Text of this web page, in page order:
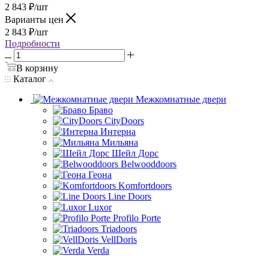
2 843 ₽/шт
Варианты цен
2 843 ₽/шт
Подробности
В корзину
Каталог
Межкомнатные двери
Браво
CityDoors
Интерна
Мильяна
Шейл Дорс
Belwooddoors
Геона
Komfortdoors
Line Doors
Luxor
Profilo Porte
Triadoors
VellDoris
Verda